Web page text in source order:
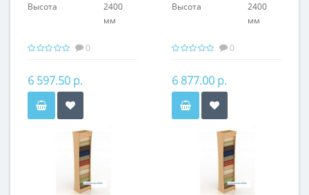
Высота
2400
мм
0
6 597.50 р.
Высота
2400
мм
0
6 877.00 р.